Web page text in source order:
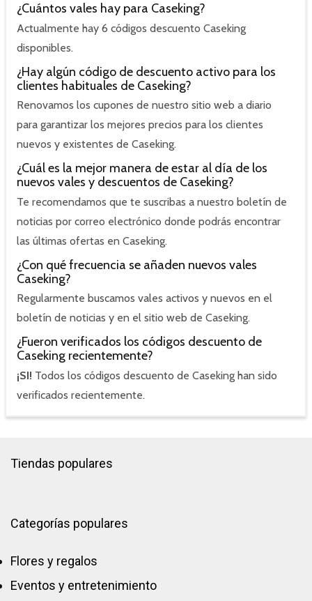
¿Cuántos vales hay para Caseking?
Actualmente hay 6 códigos descuento Caseking
disponibles.
¿Hay algún código de descuento activo para los
clientes habituales de Caseking?
Renovamos los cupones de nuestro sitio web a diario
para garantizar los mejores precios para los clientes
nuevos y existentes de Caseking.
¿Cuál es la mejor manera de estar al día de los
nuevos vales y descuentos de Caseking?
Te recomendamos que te suscribas a nuestro boletín de
noticias por correo electrónico donde podrás encontrar
las últimas ofertas en Caseking.
¿Con qué frecuencia se añaden nuevos vales
Caseking?
Regularmente buscamos vales activos y nuevos en el
boletín de noticias y en el sitio web de Caseking.
¿Fueron verificados los códigos descuento de
Caseking recientemente?
¡SI! Todos los códigos descuento de Caseking han sido
verificados recientemente.
Tiendas populares
Categorías populares
Flores y regalos
Eventos y entretenimiento